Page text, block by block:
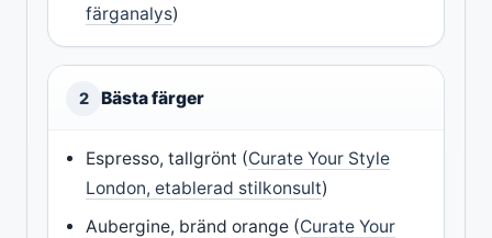
färganalys)
2 Bästa färger
Espresso, tallgrönt (Curate Your Style
London, etablerad stilkonsult)
Aubergine, bränd orange (Curate Your